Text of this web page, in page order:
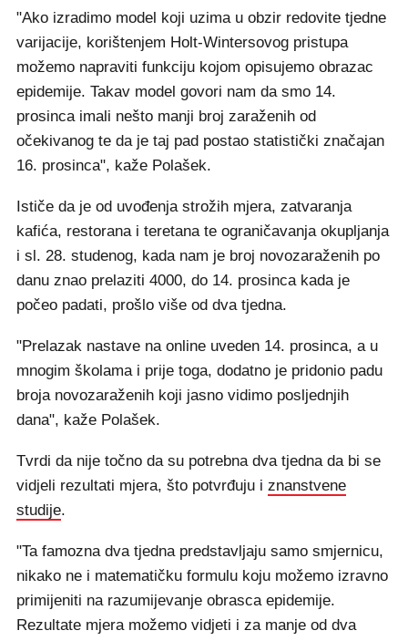
"Ako izradimo model koji uzima u obzir redovite tjedne
varijacije, korištenjem Holt-Wintersovog pristupa
možemo napraviti funkciju kojom opisujemo obrazac
epidemije. Takav model govori nam da smo 14.
prosinca imali nešto manji broj zaraženih od
očekivanog te da je taj pad postao statistički značajan
16. prosinca", kaže Polašek.
Ističe da je od uvođenja strožih mjera, zatvaranja
kafića, restorana i teretana te ograničavanja okupljanja
i sl. 28. studenog, kada nam je broj novozaraženih po
danu znao prelaziti 4000, do 14. prosinca kada je
počeo padati, prošlo više od dva tjedna.
"Prelazak nastave na online uveden 14. prosinca, a u
mnogim školama i prije toga, dodatno je pridonio padu
broja novozaraženih koji jasno vidimo posljednjih
dana", kaže Polašek.
Tvrdi da nije točno da su potrebna dva tjedna da bi se
vidjeli rezultati mjera, što potvrđuju i znanstvene
studije.
"Ta famozna dva tjedna predstavljaju samo smjernicu,
nikako ne i matematičku formulu koju možemo izravno
primijeniti na razumijevanje obrasca epidemije.
Rezultate mjera možemo vidjeti i za manje od dva